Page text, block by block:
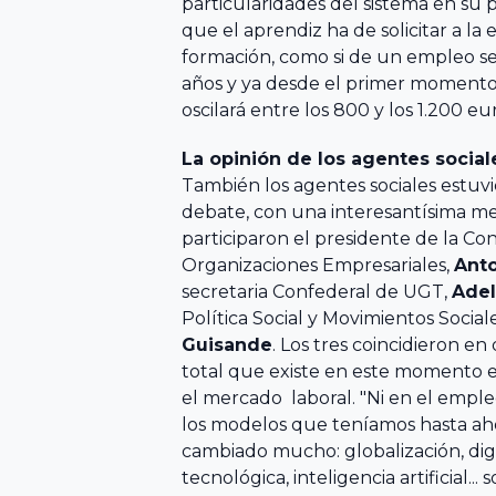
Cátedra de
Empresa
Familiar Mare
Nostrum
Murcia y
Universidad
Politécnica
Cartagena
Universidad
Miguel
Hernández de
Elche
Facultad de
Riojana de la
Empresa
Familiar AREF
Asociación de
la Empresa
Familiar de
Madrid
ADEFAM
Empresa
Familiar de
Castilla La
Mancha
AEFCLM
que el aprendiz ha de solicitar a la
formación, como si de un empleo
años y ya desde el primer
oscilará entre los 800 y los 1.200
La opinión de los agentes
También los agentes sociales
debate, con una interesantísima
participaron el presidente de la
Organizaciones Empresariales,
secretaria Confederal de UGT,
Política Social y Movimientos
Guisande. Los tres coincidieron
total que existe en este momento
el mercado laboral. "Ni en el
los modelos que teníamos hasta
cambiado mucho: globalización,
tecnológica, inteligencia artificial...